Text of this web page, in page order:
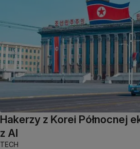
Hakerzy z Korei Północnej
z AI
TECH